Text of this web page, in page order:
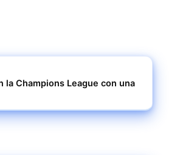
la Champions League con una